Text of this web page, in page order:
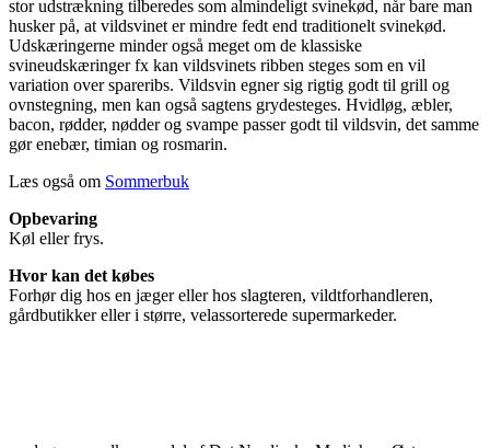
stor udstrækning tilberedes som almindeligt svinekød, når bare man
husker på, at vildsvinet er mindre fedt end traditionelt svinekød.
Udskæringerne minder også meget om de klassiske
svineudskæringer fx kan vildsvinets ribben steges som en vil
variation over spareribs. Vildsvin egner sig rigtig godt til grill og
ovnstegning, men kan også sagtens grydesteges. Hvidløg, æbler,
bacon, rødder, nødder og svampe passer godt til vildsvin, det samme
gør enebær, timian og rosmarin.
Læs også om Sommerbuk
Opbevaring
Køl eller frys.
Hvor kan det købes
Forhør dig hos en jæger eller hos slagteren, vildtforhandleren,
gårdbutikker eller i større, velassorterede supermarkeder.